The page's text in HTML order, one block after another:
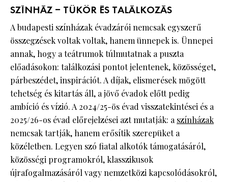
SZÍNHÁZ – TÜKÖR ÉS TALÁLKOZÁS
A budapesti színházak évadzárói nemcsak egyszerű
összegzések voltak voltak, hanem ünnepek is. Ünnepei
annak, hogy a teátrumok túlmutatnak a puszta
előadásokon: találkozási pontot jelentenek, közösséget,
párbeszédet, inspirációt. A díjak, elismerések mögött
tehetség és kitartás áll, a jövő évadok előtt pedig
ambíció és vízió. A 2024/25-ös évad visszatekintései és a
2025/26-os évad előrejelzései azt mutatják: a színházak
nemcsak tartják, hanem erősítik szerepüket a
közéletben. Legyen szó fiatal alkotók támogatásáról,
közösségi programokról, klasszikusok
újrafogalmazásáról vagy nemzetközi kapcsolódásokról,